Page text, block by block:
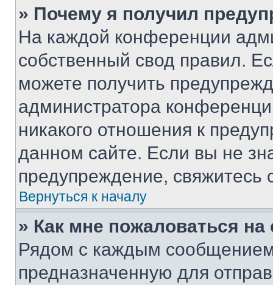
» Почему я получил
На каждой конференции
собственный свод правил.
можете получить
администратора
никакого отношения к
данном сайте. Если вы не
предупреждение,
Вернуться к началу
» Как мне пожаловаться
Рядом с каждым сообщением
предназначенную для